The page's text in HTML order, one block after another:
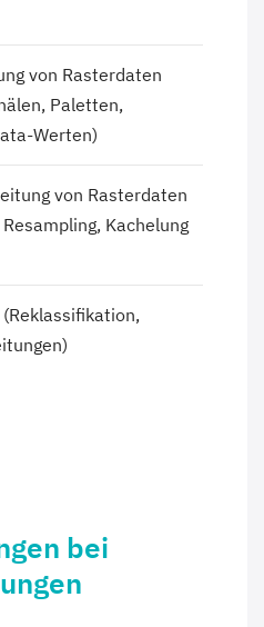
von Rasterdaten
Paletten,
Werten)
von Rasterdaten
Kachelung
bei